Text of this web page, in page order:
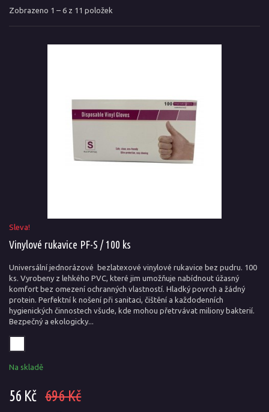
Zobrazeno 1 – 6 z 11 položek
Sleva!
Vinylové rukavice PF-S / 100 ks
Universální jednorázové bezlatexové vinylové rukavice bez pudru. 100
ks. Vyrobeny z lehkého PVC, které jim umožňuje nabídnout úžasný
komfort bez omezení ochranných vlastností. Hladký povrch a žádný
protein. Perfektní k nošení při sanitaci, čištění a každodenních
hygienických činnostech všude, kde mohou přetrvávat miliony bakterií.
Bezpečný a ekologicky...
Na skladě
56 Kč 696 Kč